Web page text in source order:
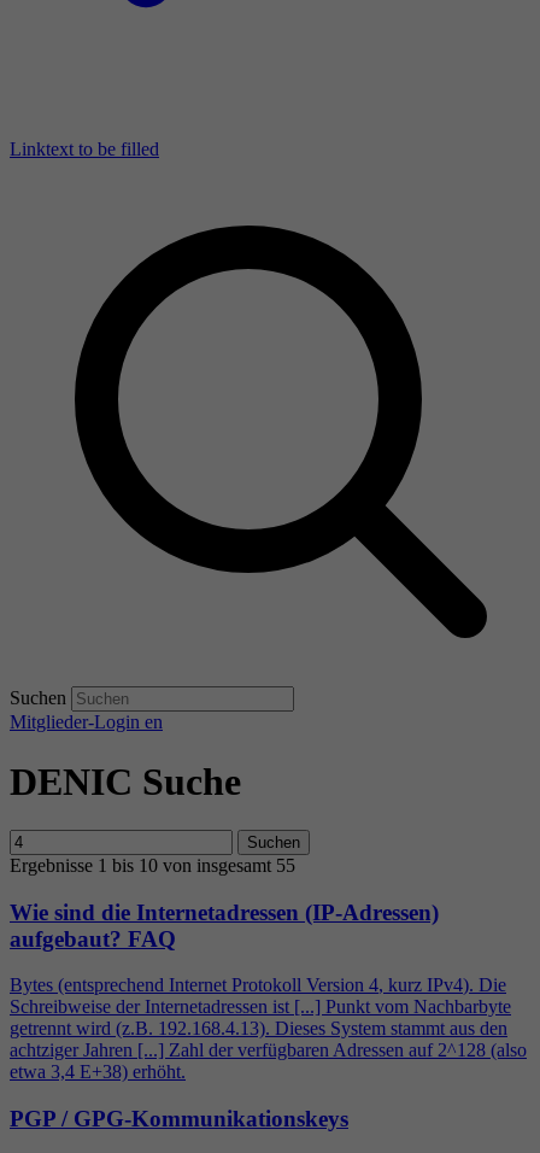
Linktext to be filled
Suchen
Mitglieder-Login en
DENIC Suche
Suchen
Ergebnisse 1 bis 10 von insgesamt 55
Wie sind die Internetadressen (IP-Adressen)
aufgebaut? FAQ
Bytes (entsprechend Internet Protokoll Version 4, kurz IPv4). Die
Schreibweise der Internetadressen ist [...] Punkt vom Nachbarbyte
getrennt wird (z.B. 192.168.4.13). Dieses System stammt aus den
achtziger Jahren [...] Zahl der verfügbaren Adressen auf 2^128 (also
etwa 3,4 E+38) erhöht.
PGP / GPG-Kommunikationskeys